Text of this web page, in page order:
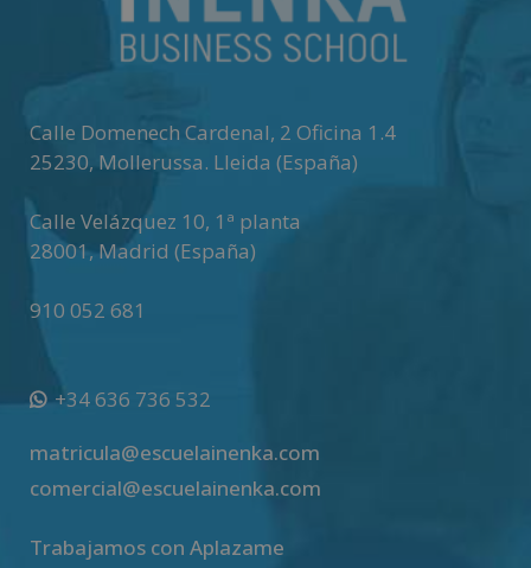
Calle Domenech Cardenal, 2 Oficina 1.4
25230, Mollerussa. Lleida (España)
Calle Velázquez 10, 1ª planta
28001,Madrid (España)
910 052 681
+34 636 736 532
matricula@escuelainenka.com
comercial@escuelainenka.com
Trabajamos con Aplazame